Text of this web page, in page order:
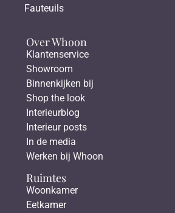
Fauteuils
Over Whoon
Klantenservice
Showroom
Binnenkijken bij
Shop the look
Interieurblog
Interieur posts
In de media
Werken bij Whoon
Ruimtes
Woonkamer
Eetkamer